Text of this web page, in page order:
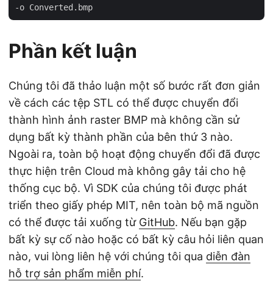
Phần kết luận
Chúng tôi đã thảo luận một số bước rất đơn giản
về cách các tệp STL có thể được chuyển đổi
thành hình ảnh raster BMP mà không cần sử
dụng bất kỳ thành phần của bên thứ 3 nào.
Ngoài ra, toàn bộ hoạt động chuyển đổi đã được
thực hiện trên Cloud mà không gây tải cho hệ
thống cục bộ. Vì SDK của chúng tôi được phát
triển theo giấy phép MIT, nên toàn bộ mã nguồn
có thể được tải xuống từ GitHub. Nếu bạn gặp
bất kỳ sự cố nào hoặc có bất kỳ câu hỏi liên quan
nào, vui lòng liên hệ với chúng tôi qua diễn đàn
hỗ trợ sản phẩm miễn phí.